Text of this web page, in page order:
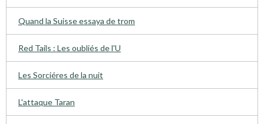
Quand la Suisse essaya de trom
Red Tails : Les oubliés de l'U
Les Sorciéres de la nuit
L'attaque Taran